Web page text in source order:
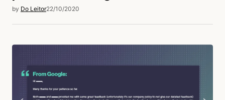
by Do Leitor22/10/2020